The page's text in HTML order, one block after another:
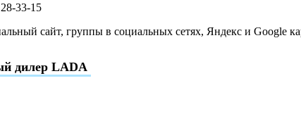
33-15
сайт, группы в социальных сетях, Яндекс и Google
дилер LADA